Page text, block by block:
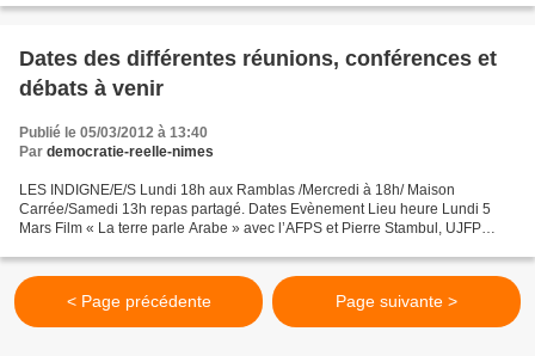
Dates des différentes réunions, conférences et
débats à venir
Publié le 05/03/2012 à 13:40
Par democratie-reelle-nimes
LES INDIGNE/E/S Lundi 18h aux Ramblas /Mercredi à 18h/ Maison
Carrée/Samedi 13h repas partagé. Dates Evènement Lieu heure Lundi 5
Mars Film « La terre parle Arabe » avec l’AFPS et Pierre Stambul, UJFP
< Page précédente Page suivante >